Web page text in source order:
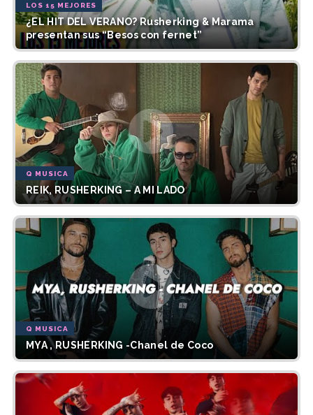
LOS 15 MEJORES
¿EL HIT DEL VERANO? Rusherking & Marama
presentan sus “Besos con fernet”
Q MUSICA
REIK, RUSHERKING – A MI LADO
Q MUSICA
MYA , RUSHERKING -Chanel de Coco